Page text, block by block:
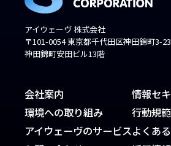
アイウェーヴ 株式会社
〒101-0054 東京都千代田区神田錦町3-
神田錦町安田ビル13階
会社案内
環境への取り組み
アイウェーヴのサービス
情報セ
行動規範
よくあ